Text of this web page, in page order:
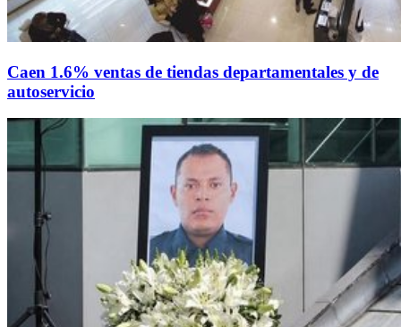
Caen 1.6% ventas de tiendas departamentales y de
autoservicio